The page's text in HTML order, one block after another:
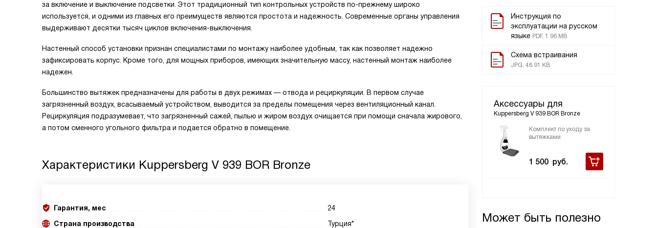
Инструкция по
эксплуатации на русском
языке PDF, 1.96 MB
Схема встраивания
JPG, 48.91 KB
Аксессуары для
Kuppersberg V 939 BOR Bronze
Комплект по уходу за
вытяжками
1 500 руб.
Может быть полезно
за включение и выключение подсветки. Этот традиционный тип контрольных устройств по-прежнему широко
используется, и одними из главных его преимуществ являются простота и надежность. Современные органы управления
выдерживают десятки тысяч циклов включения-выключения.
Настенный способ установки признан специалистами по монтажу наиболее удобным, так как позволяет надежно
зафиксировать корпус. Кроме того, для мощных приборов, имеющих значительную массу, настенный монтаж наиболее
надежен.
Большинство вытяжек предназначены для работы в двух режимах — отвода и рециркуляции. В первом случае
загрязненный воздух, всасываемый устройством, выводится за пределы помещения через вентиляционный канал.
Рециркуляция подразумевает, что загрязненный сажей, пылью и жиром воздух очищается при помощи сначала жирового,
а потом сменного угольного фильтра и подается обратно в помещение.
Характеристики Kuppersberg V 939 BOR Bronze
Гарантия, мес
24
Страна производства
Турция*